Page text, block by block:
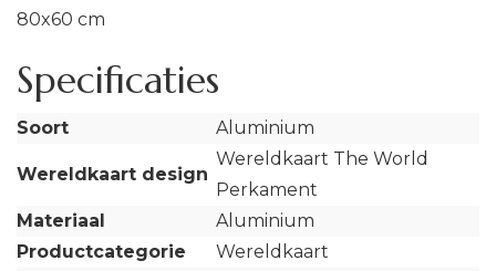
80x60 cm
Specificaties
Soort Aluminium
Wereldkaart design
Wereldkaart The World
Perkament
Materiaal
Aluminium
Productcategorie
Wereldkaart